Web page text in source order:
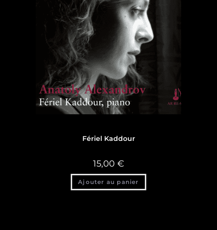
Fériel Kaddour
15,00 €
Ajouter au panier